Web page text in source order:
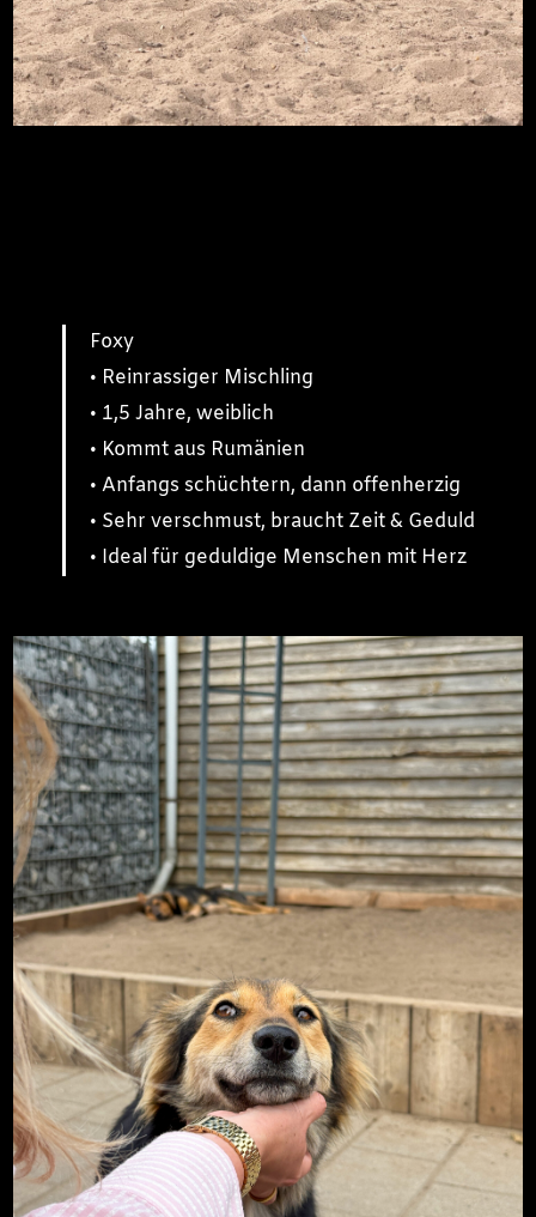
Foxy
• Reinrassiger Mischling
• 1,5 Jahre, weiblich
• Kommt aus Rumänien
• Anfangs schüchtern, dann offenherzig
• Sehr verschmust, braucht Zeit & Geduld
• Ideal für geduldige Menschen mit Herz